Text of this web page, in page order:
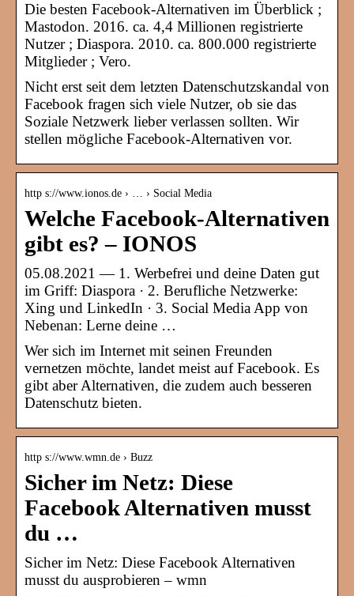
Die besten Facebook-Alternativen im Überblick ;
Mastodon. 2016. ca. 4,4 Millionen registrierte
Nutzer ; Diaspora. 2010. ca. 800.000 registrierte
Mitglieder ; Vero.
Nicht erst seit dem letzten Datenschutzskandal von
Facebook fragen sich viele Nutzer, ob sie das
Soziale Netzwerk lieber verlassen sollten. Wir
stellen mögliche Facebook-Alternativen vor.
http s://www.ionos.de › … › Social Media
Welche Facebook-Alternativen
gibt es? – IONOS
05.08.2021 — 1. Werbefrei und deine Daten gut
im Griff: Diaspora · 2. Berufliche Netzwerke:
Xing und LinkedIn · 3. Social Media App von
Nebenan: Lerne deine …
Wer sich im Internet mit seinen Freunden
vernetzen möchte, landet meist auf Facebook. Es
gibt aber Alternativen, die zudem auch besseren
Datenschutz bieten.
http s://www.wmn.de › Buzz
Sicher im Netz: Diese
Facebook Alternativen musst
du …
Sicher im Netz: Diese Facebook Alternativen
musst du ausprobieren – wmn